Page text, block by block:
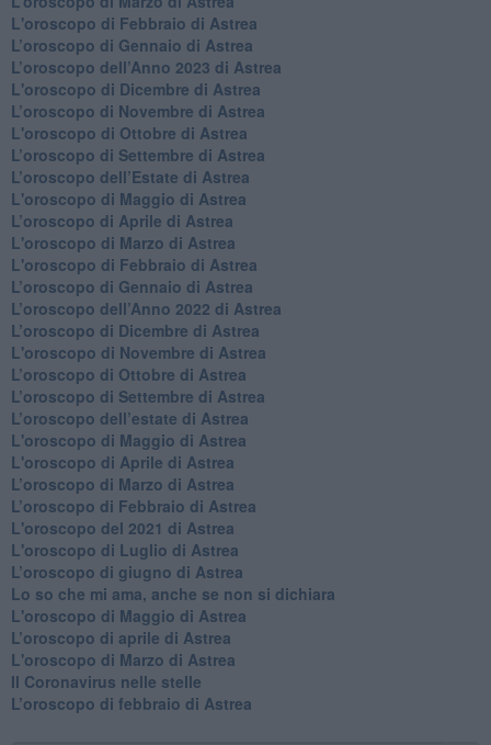
L'oroscopo di Febbraio di Astrea
​L’oroscopo di Gennaio di Astrea
​L’oroscopo dell’Anno 2023 di Astrea
L'oroscopo di Dicembre di Astrea
L’oroscopo di Novembre di Astrea
L'oroscopo di Ottobre di Astrea
​L’oroscopo di Settembre di Astrea
​L’oroscopo dell’Estate di Astrea
L'oroscopo di Maggio di Astrea
​L’oroscopo di Aprile di Astrea
L'oroscopo di Marzo di Astrea
L'oroscopo di Febbraio di Astrea
​L’oroscopo di Gennaio di Astrea
​L’oroscopo dell’Anno 2022 di Astrea
​L’oroscopo di Dicembre di Astrea
L'oroscopo di Novembre di Astrea
​L’oroscopo di Ottobre di Astrea
​L’oroscopo di Settembre di Astrea
L’oroscopo dell’estate di Astrea
L'oroscopo di Maggio di Astrea
L'oroscopo di Aprile di Astrea
​L’oroscopo di Marzo di Astrea
​L’oroscopo di Febbraio di Astrea
L'oroscopo del 2021 di Astrea
L'oroscopo di Luglio di Astrea
​L’oroscopo di giugno di Astrea
​Lo so che mi ama, anche se non si dichiara
L'oroscopo di Maggio di Astrea
​L’oroscopo di aprile di Astrea
L'oroscopo di Marzo di Astrea
Il Coronavirus nelle stelle
​L’oroscopo di febbraio di Astrea